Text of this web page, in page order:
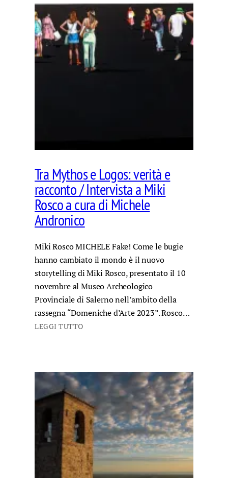
Tra Mythos e Logos: verità e
racconto / Intervista a Miki
Rosco a cura di Michele
Andronico
Miki Rosco MICHELE Fake! Come le bugie
hanno cambiato il mondo è il nuovo
storytelling di Miki Rosco, presentato il 10
novembre al Museo Archeologico
Provinciale di Salerno nell’ambito della
rassegna “Domeniche d’Arte 2023”. Rosco…
LEGGI TUTTO